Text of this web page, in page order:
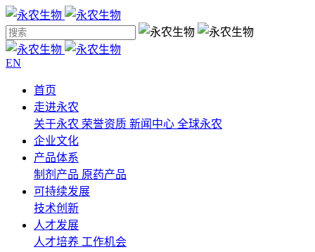
EN
首页
走进永农
关于永农 荣誉资质 新闻中心 全球永农
企业文化
产品体系
制剂产品 原药产品
可持续发展
技术创新
人才发展
人才培养 工作机会